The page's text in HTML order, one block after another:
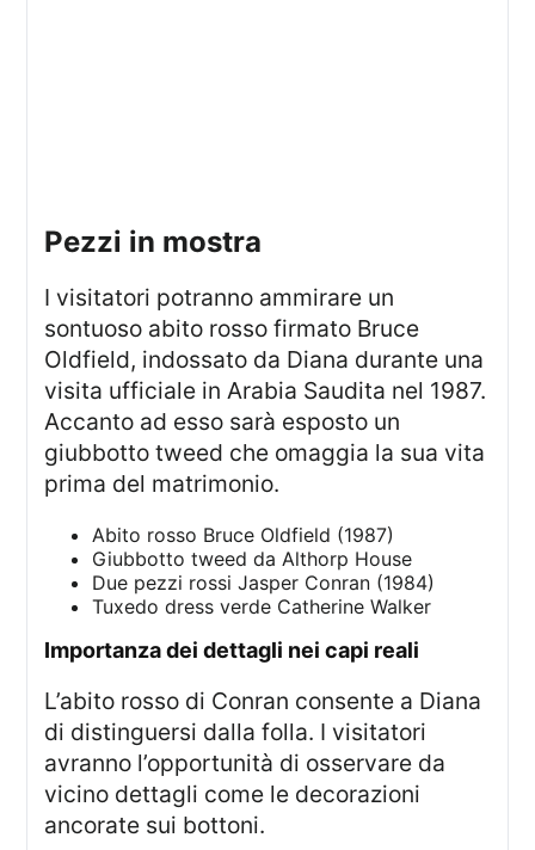
pezzi in mostra
I visitatori potranno ammirare un
sontuoso abito rosso firmato Bruce
Oldfield, indossato da Diana durante una
visita ufficiale in Arabia Saudita nel 1987.
Accanto ad esso sarà esposto un
giubbotto tweed che omaggia la sua vita
prima del matrimonio.
Abito rosso Bruce Oldfield (1987)
Giubbotto tweed da Althorp House
Due pezzi rossi Jasper Conran (1984)
Tuxedo dress verde Catherine Walker
importanza dei dettagli nei capi reali
L’abito rosso di Conran consente a Diana
di distinguersi dalla folla. I visitatori
avranno l’opportunità di osservare da
vicino dettagli come le decorazioni
ancorate sui bottoni.